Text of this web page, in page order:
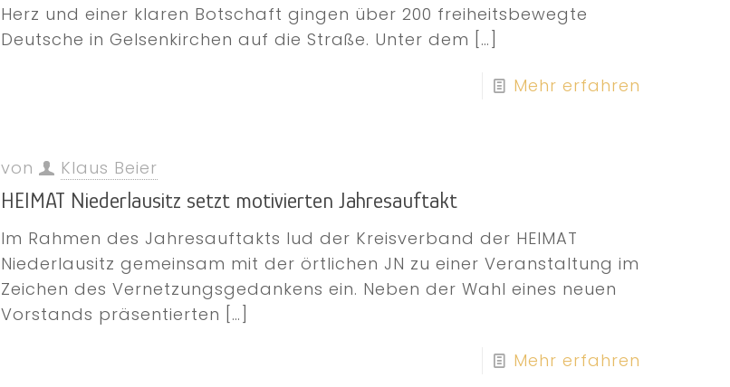
Herz und einer klaren Botschaft gingen über 200 freiheitsbewegte
Deutsche in Gelsenkirchen auf die Straße. Unter dem […]
Mehr erfahren
von Klaus Beier
HEIMAT Niederlausitz setzt motivierten Jahresauftakt
Im Rahmen des Jahresauftakts lud der Kreisverband der HEIMAT
Niederlausitz gemeinsam mit der örtlichen JN zu einer Veranstaltung im
Zeichen des Vernetzungsgedankens ein. Neben der Wahl eines neuen
Vorstands präsentierten […]
Mehr erfahren